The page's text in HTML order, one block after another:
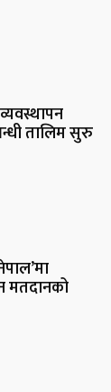
तालिम सुरु
मतदानको